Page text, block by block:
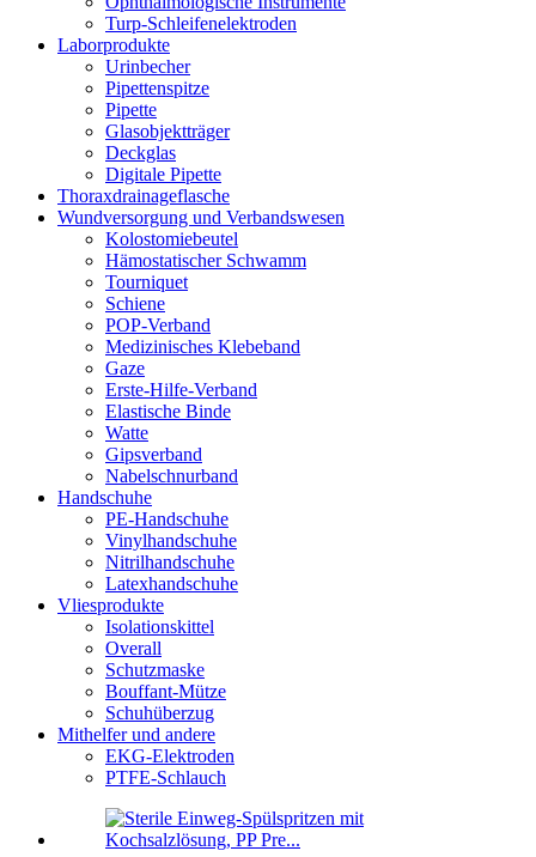
Turp-Schleifenelektroden
Laborprodukte
Urinbecher
Pipettenspitze
Pipette
Glasobjektträger
Deckglas
Digitale Pipette
Thoraxdrainageflasche
Wundversorgung und Verbandswesen
Kolostomiebeutel
Hämostatischer Schwamm
Tourniquet
Schiene
POP-Verband
Medizinisches Klebeband
Gaze
Erste-Hilfe-Verband
Elastische Binde
Watte
Gipsverband
Nabelschnurband
Handschuhe
PE-Handschuhe
Vinylhandschuhe
Nitrilhandschuhe
Latexhandschuhe
Vliesprodukte
Isolationskittel
Overall
Schutzmaske
Bouffant-Mütze
Schuhüberzug
Mithelfer und andere
EKG-Elektroden
PTFE-Schlauch